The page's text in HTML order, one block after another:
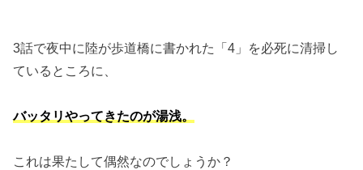
3話で夜中に陸が歩道橋に書かれた「4」を必死に清掃し
ているところに、
バッタリやってきたのが湯浅。
これは果たして偶然なのでしょうか？